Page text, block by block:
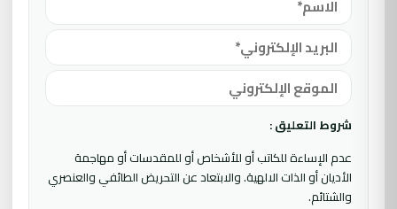
شروط التعليق :
عدم الإساءة للكاتب أو للأشخاص أو للمقدسات أو مهاجمة
الأديان أو الذات الالهية. والابتعاد عن التحريض الطائفي والعنصري
والشتائم.